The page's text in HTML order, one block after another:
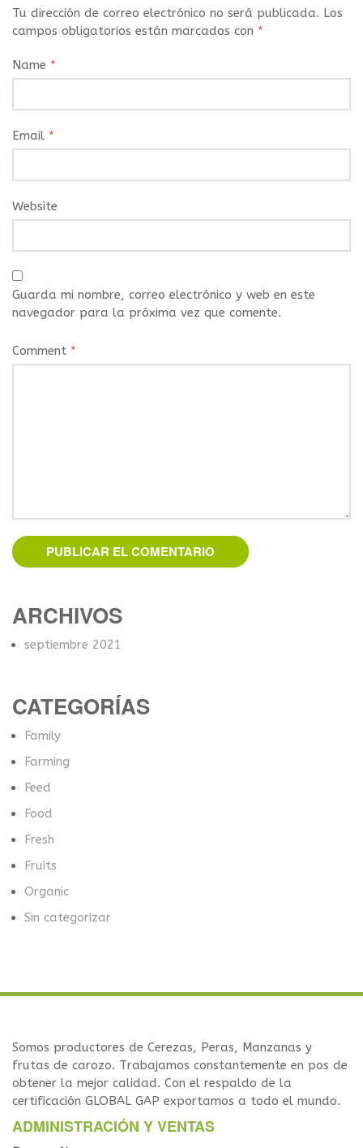
Tu dirección de correo electrónico no será publicada. Los
campos obligatorios están marcados con *
Name *
Email *
Website
Guarda mi nombre, correo electrónico y web en este
navegador para la próxima vez que comente.
Comment *
ARCHIVOS
septiembre 2021
CATEGORÍAS
Family
Farming
Feed
Food
Fresh
Fruits
Organic
Sin categorizar
Somos productores de Cerezas, Peras, Manzanas y
frutas de carozo. Trabajamos constantemente en pos de
obtener la mejor calidad. Con el respaldo de la
certificación GLOBAL GAP exportamos a todo el mundo.
ADMINISTRACIÓN Y VENTAS